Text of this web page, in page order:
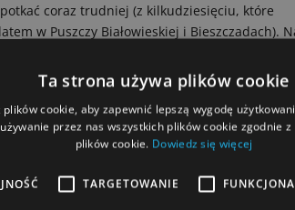
coraz trudniej (z kilkudziesięciu, które
w Puszczy Białowieskiej i Bieszczadach).
a
dawni pracownicy leśni. Odjazdy latem są
kosztują7 euro.Na miejscu jest parking, a
trzeba dojechać do Oravskiego Podzamku
Ta strona używa plików cookie
cookie, aby zapewnić lepszą wygodę
przez nas wszystkich plików cookie zgodnie
plików cookie. Dowiedz się więcej
TARGETOWANIE